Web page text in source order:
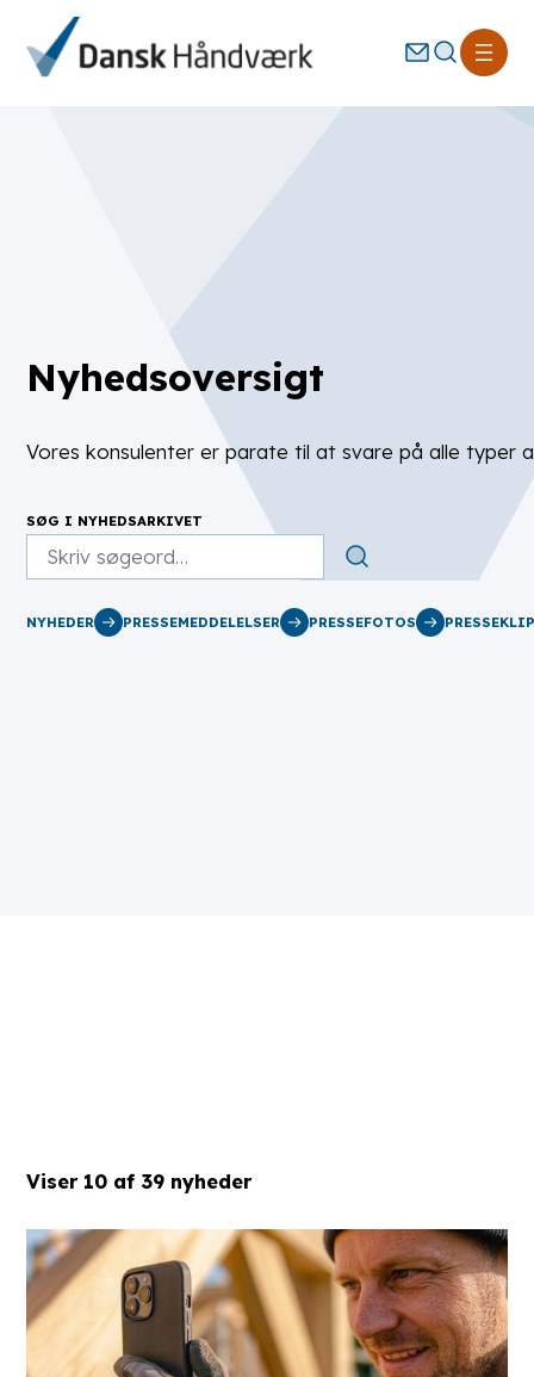
indhold
Søg
Nyhedsoversigt
Vores konsulenter er parate til at svare på alle typer
SØG I NYHEDSARKIVET
NYHEDER PRESSEMEDDELELSER PRESSEFOTOS
Viser 10 af39 nyheder